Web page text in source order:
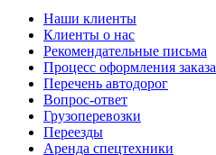
Наши клиенты
Клиенты о нас
Рекомендательные письма
Процесс оформления заказа
Перечень автодорог
Вопрос-ответ
Грузоперевозки
Переезды
Аренда спецтехники